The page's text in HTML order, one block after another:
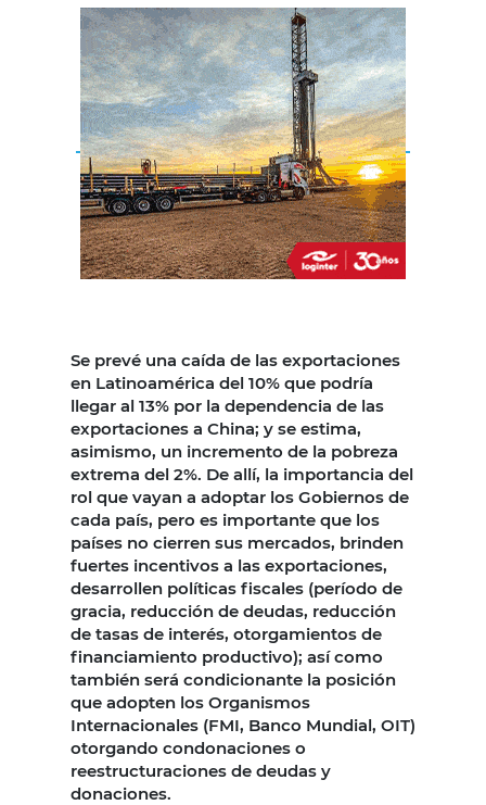
Se prevé una caída de las exportaciones
en Latinoamérica del 10% que podría
llegar al 13% por la dependencia de las
exportaciones a China; y se estima,
asimismo, un incremento de la pobreza
extrema del 2%. De allí, la importancia del
rol que vayan a adoptar los Gobiernos de
cada país, pero es importante que los
países no cierren sus mercados, brinden
fuertes incentivos a las exportaciones,
desarrollen políticas fiscales (período de
gracia, reducción de deudas, reducción
de tasas de interés, otorgamientos de
financiamiento productivo); así como
también será condicionante la posición
que adopten los Organismos
Internacionales (FMI, Banco Mundial, OIT)
otorgando condonaciones o
reestructuraciones de deudas y
donaciones.